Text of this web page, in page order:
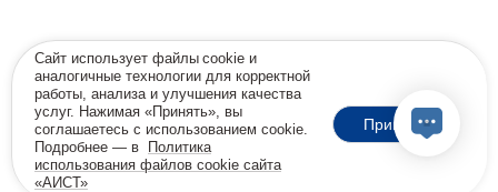
Сайт использует файлы cookie и
аналогичные технологии для корректной
работы, анализа и улучшения качества
услуг. Нажимая «Принять», вы
соглашаетесь с использованием cookie.
Подробнее — в
Политика
использования файлов cookie сайта
«АИСТ»
Принять